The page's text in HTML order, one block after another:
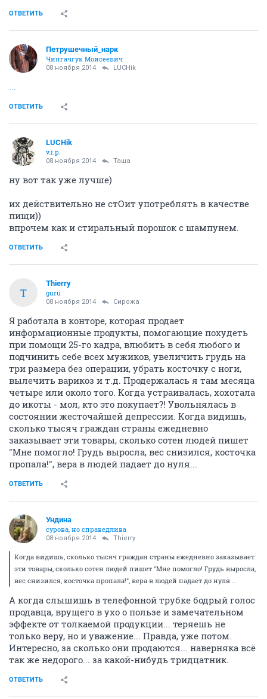
ОТВЕТИТЬ
Петрушечный_нарк
Чингачгук Моисеевич
08 ноября 2014 LUCHik
...
ОТВЕТИТЬ
LUCHik
v.i.p.
08 ноября 2014 Таша
ну вот так уже лучше)
их действительно не стОит употреблять в качестве
пищи))
впрочем как и стиральный порошок с шампунем.
ОТВЕТИТЬ
T
Thierry
guru
08 ноября 2014 Сирожа
Я работала в конторе, которая продает
информационные продукты, помогающие похудеть
при помощи 25-го кадра, влюбить в себя любого и
подчинить себе всех мужиков, увеличить грудь на
три размера без операции, убрать косточку с ноги,
вылечить варикоз и т.д. Продержалась я там месяца
четыре или около того. Когда устраивалась, хохотала
до икоты - мол, кто это покупает?! Увольнялась в
состоянии жесточайшей депрессии. Когда видишь,
сколько тысяч граждан страны ежедневно
заказывает эти товары, сколько сотен людей пишет
"Мне помогло! Грудь выросла, вес снизился, косточка
пропала!", вера в людей падает до нуля...
ОТВЕТИТЬ
Ундинa
сурова, но справедлива
08 ноября 2014 Thierry
Когда видишь, сколько тысяч граждан страны ежедневно заказывает
эти товары, сколько сотен людей пишет "Мне помогло! Грудь выросла,
вес снизился, косточка пропала!", вера в людей падает до нуля...
А когда слышишь в телефонной трубке бодрый голос
продавца, врущего в ухо о пользе и замечательном
эффекте от толкаемой продукции... теряешь не
только веру, но и уважение... Правда, уже потом.
Интересно, за сколько они продаются... наверняка всё
так же недорого... за какой-нибудь тридцатник.
ОТВЕТИТЬ